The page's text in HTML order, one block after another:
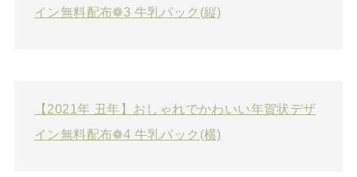
イン無料配布❁3 牛乳パック(縦)
【2021年 丑年】おしゃれでかわいい年賀状デザ
イン無料配布❁4 牛乳パック(横)